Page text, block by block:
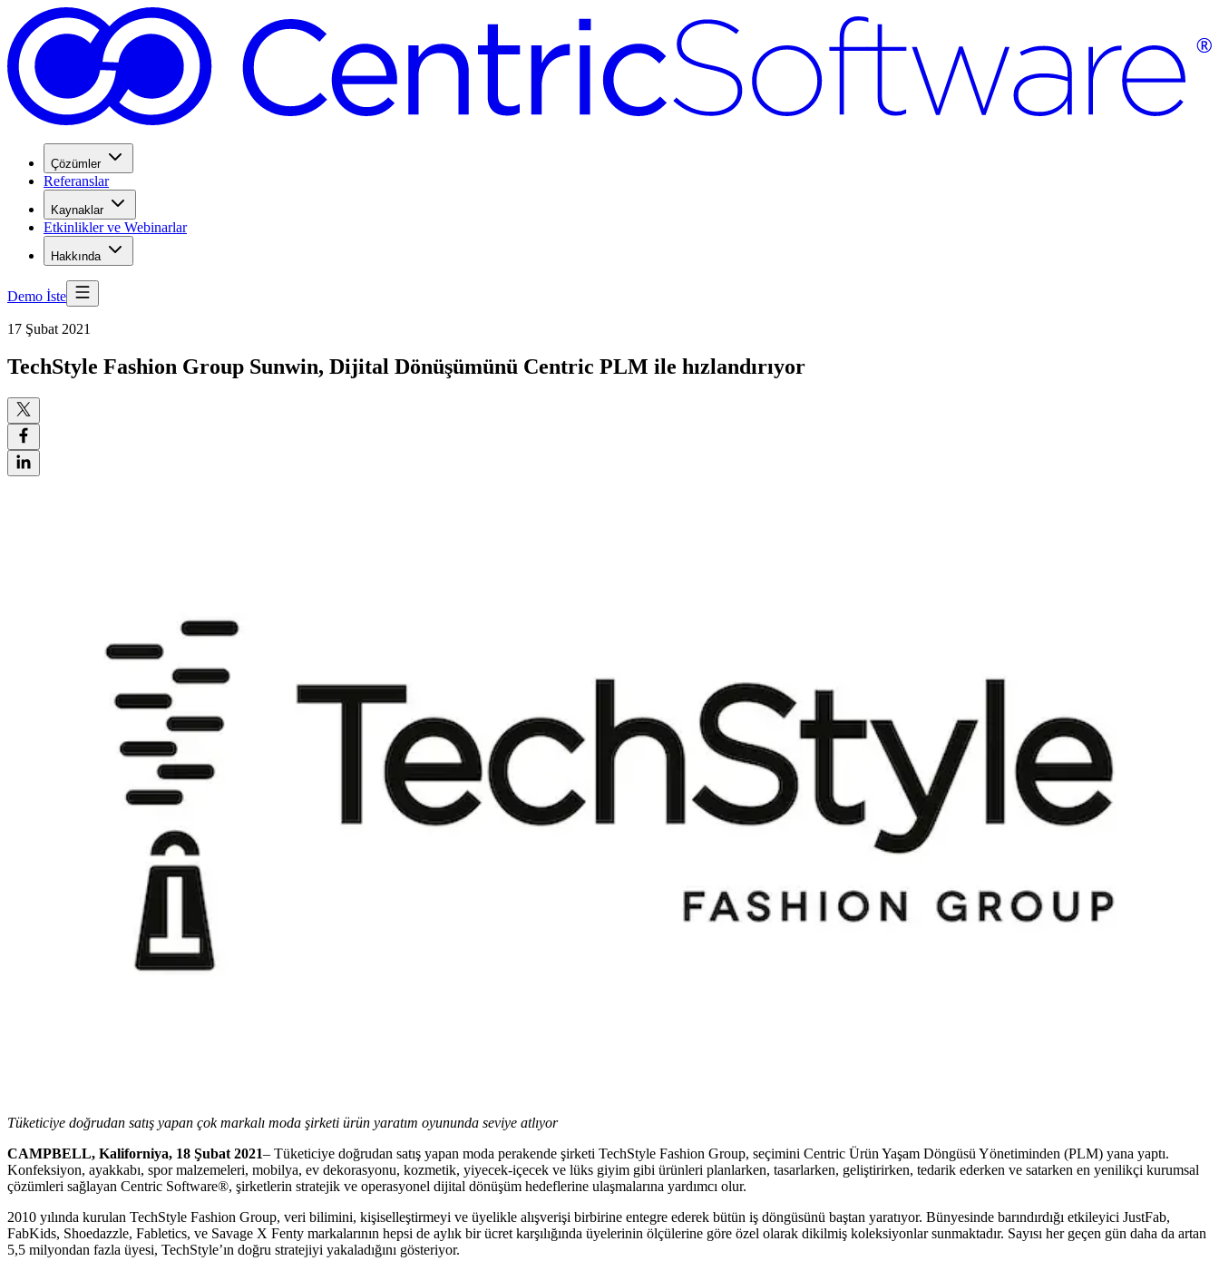
Çözümler
Referanslar
Kaynaklar
Etkinlikler ve Webinarlar
Hakkında
Demo İste
17 Şubat 2021
TechStyle Fashion Group Sunwin, Dijital Dönüşümünü Centric PLM ile hızlandırıyor
Tüketiciye doğrudan satış yapan çok markalı moda şirketi ürün yaratım oyununda seviye atlıyor
CAMPBELL, Kaliforniya, 18 Şubat 2021– Tüketiciye doğrudan satış yapan moda perakende şirketi TechStyle Fashion Group, seçimini Centric Ürün Yaşam Döngüsü Yönetiminden (PLM) yana yaptı.
Konfeksiyon, ayakkabı, spor malzemeleri, mobilya, ev dekorasyonu, kozmetik, yiyecek-içecek ve lüks giyim gibi ürünleri planlarken, tasarlarken, geliştirirken, tedarik ederken ve satarken en yenilikçi kurumsal
çözümleri sağlayan Centric Software®, şirketlerin stratejik ve operasyonel dijital dönüşüm hedeflerine ulaşmalarına yardımcı olur.
2010 yılında kurulan TechStyle Fashion Group, veri bilimini, kişiselleştirmeyi ve üyelikle alışverişi birbirine entegre ederek bütün iş döngüsünü baştan yaratıyor. Bünyesinde barındırdığı etkileyici JustFab,
FabKids, Shoedazzle, Fabletics, ve Savage X Fenty markalarının hepsi de aylık bir ücret karşılığında üyelerinin ölçülerine göre özel olarak dikilmiş koleksiyonlar sunmaktadır. Sayısı her geçen gün daha da artan
5,5 milyondan fazla üyesi, TechStyle’ın doğru stratejiyi yakaladığını gösteriyor.